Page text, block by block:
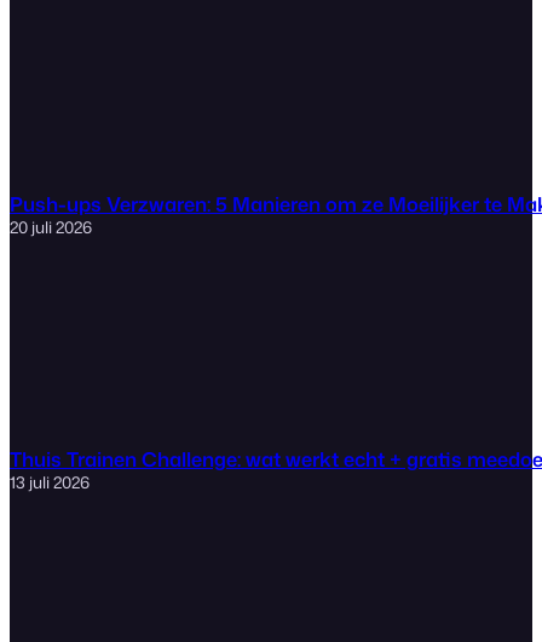
Push-ups Verzwaren: 5 Manieren om ze Moeilijker te
20 juli 2026
Thuis Trainen Challenge: wat werkt echt + gratis
13 juli 2026